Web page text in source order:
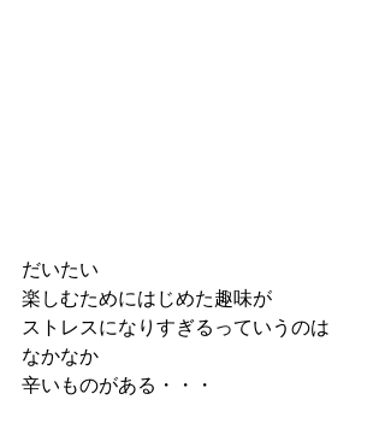
だいたい
楽しむためにはじめた趣味が
ストレスになりすぎるっていうのは
なかなか
辛いものがある・・・